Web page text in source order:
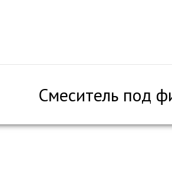
Смеситель под